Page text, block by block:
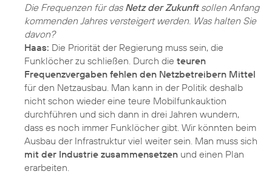
Die Frequenzen für das Netz der Zukunftsollen Anfang
kommenden Jahres versteigert werden. Was halten Sie
davon?
Haas: Die Priorität der Regierung muss sein, die
Funklöcher zu schließen. Durch die teuren
Frequenzvergaben fehlen den Netzbetreibern Mittel
für den Netzausbau. Man kann in der Politik deshalb
nicht schon wieder eine teure Mobilfunkauktion
durchführen und sich dann in drei Jahren wundern,
dass es noch immer Funklöcher gibt. Wir könnten beim
Ausbau der Infrastruktur viel weiter sein. Man muss sich
mit der Industrie zusammensetzen und einen Plan
erarbeiten.